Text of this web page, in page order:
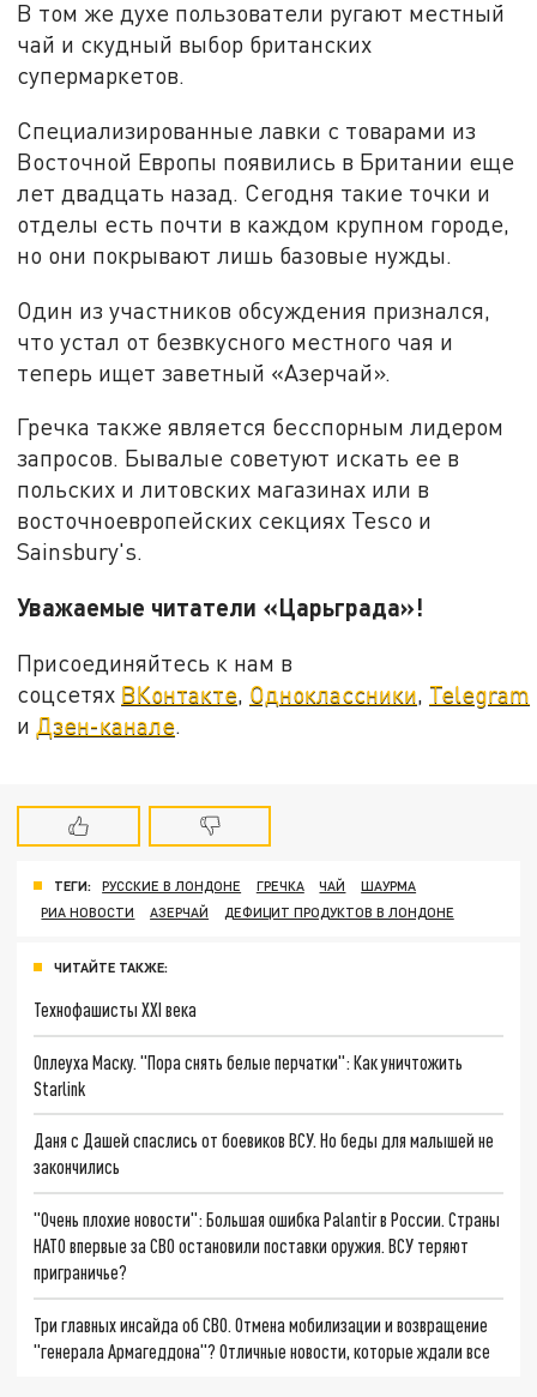
В том же духе пользователи ругают местный
чай и скудный выбор британских
супермаркетов.
Специализированные лавки с товарами из
Восточной Европы появились в Британии еще
лет двадцать назад. Сегодня такие точки и
отделы есть почти в каждом крупном городе,
но они покрывают лишь базовые нужды.
Один из участников обсуждения признался,
что устал от безвкусного местного чая и
теперь ищет заветный «Азерчай».
Гречка также является бесспорным лидером
запросов. Бывалые советуют искать ее в
польских и литовских магазинах или в
восточноевропейских секциях Tesco и
Sainsbury's.
Уважаемые читатели «Царьграда»!
Присоединяйтесь к нам в
соцсетях ВКонтакте Одноклассники Telegram
и Дзен-канале
ТЕГИ: РУССКИЕ В ЛОНДОНЕ ГРЕЧКА ЧАЙ
ШАУРМА
РИА НОВОСТИ
АЗЕРЧАЙ ДЕФИЦИТ ПРОДУКТОВ В ЛОНДОНЕ
ЧИТАЙТЕ ТАКЖЕ:
Технофашисты XXI века
Оплеуха Маску. "Пора снять белые перчатки": Как уничтожить
Starlink
Даня с Дашей спаслись от боевиков ВСУ. Но беды для малышей не
закончились
"Очень плохие новости": Большая ошибка Palantir в России. Страны
НАТО впервые за СВО остановили поставки оружия. ВСУ теряют
приграничье?
Три главных инсайда об СВО. Отмена мобилизации и возвращение
"генерала Армагеддона"? Отличные новости, которые ждали все